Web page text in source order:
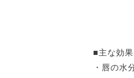
■主な効果
・唇の水